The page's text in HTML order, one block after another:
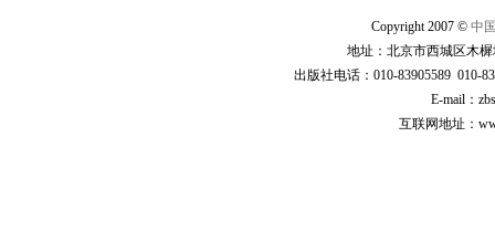
Copyright 2007 © 中
地址：北京市西城区木
出版社电话：010-83905589 010-
E-mail：
互联网地址：